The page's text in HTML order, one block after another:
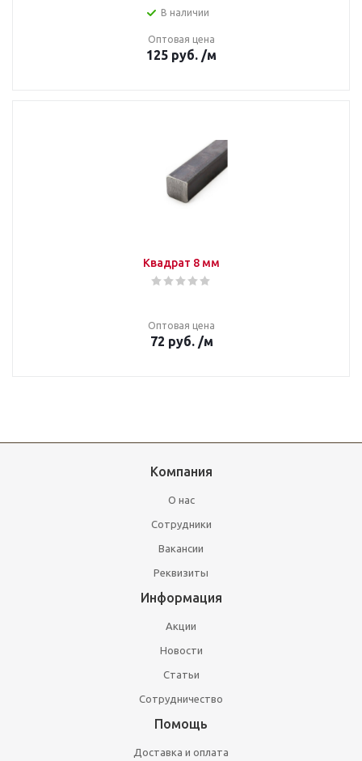
В наличии
Оптовая цена
125 руб. /м
Квадрат 8 мм
Оптовая цена
72 руб. /м
Компания
О нас
Сотрудники
Вакансии
Реквизиты
Информация
Акции
Новости
Статьи
Сотрудничество
Помощь
Доставка и оплата